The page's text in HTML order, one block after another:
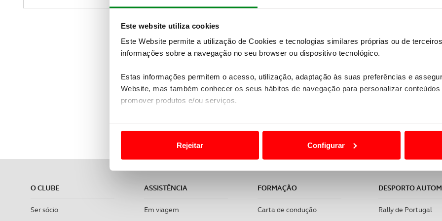
Este website utiliza cookies
Este Website permite a utilização de Cookies e tecnologias similares próprias ou de
informações sobre a navegação no seu browser ou dispositivo tecnológico.
Estas informações permitem o acesso, utilização, adaptação às suas preferências e
Website, mas também conhecer os seus hábitos de navegação para personalizar
promover produtos e/ou serviços.
Usamos cookies para melhorar a sua experiência digital, personalizar conteúdos e
funcionalidades de redes sociais, bem como para analisar dados de navegação no nosso
e organizações na UE e em países terceiros.
Rejeitar Configurar
ACP - Viagens e Turismo, Lda. | RNAVT 1859 | Sede:
O CLUBE
Ser sócio
ASSISTÊNCIA
Em viagem
FORMAÇÃO
Carta de condução
DESPORTO
Rally de Portugal